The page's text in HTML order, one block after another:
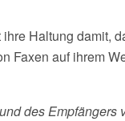
Haltung damit,
Faxen auf ihrem
des Empfängers